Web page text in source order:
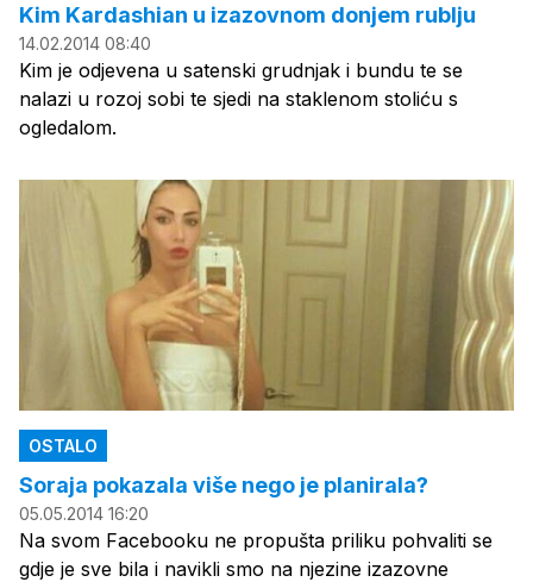
Kim Kardashian u izazovnom donjem rublju
14.02.2014 08:40
Kim je odjevena u satenski grudnjak i bundu te se
nalazi u rozoj sobi te sjedi na staklenom stoliću s
ogledalom.
OSTALO
Soraja pokazala više nego je planirala?
05.05.2014 16:20
Na svom Facebooku ne propušta priliku pohvaliti se
gdje je sve bila i navikli smo na njezine izazovne